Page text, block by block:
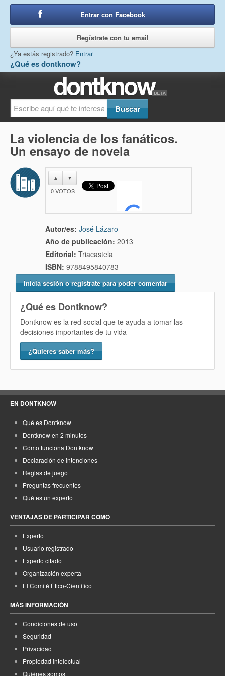
¿Qué es dontknow?
Entrar con Facebook
Regístrate con tu email
¿Ya estás registrado? Entrar
La violencia de los fanáticos.
Un ensayo de novela
▲ ▼
0VOTOS
Autor/es: José Lázaro
Año de publicación: 2013
Editorial: Triacastela
ISBN: 9788495840783
Inicia sesión o regístrate para poder comentar
¿Qué es Dontknow?
Dontknow es la red social que te ayuda a tomar las
decisiones importantes de tu vida
¿Quieres saber más?
EN DONTKNOW
Qué es Dontknow
Dontknow en 2 minutos
Cómo funciona Dontknow
Declaración de intenciones
Reglas de juego
Preguntas frecuentes
Qué es un experto
VENTAJAS DE PARTICIPAR COMO
Experto
Usuario registrado
Experto citado
Organización experta
El Comité Ético-Científico
MÁS INFORMACIÓN
Condiciones de uso
Seguridad
Privacidad
Propiedad intelectual
Quiénes somos